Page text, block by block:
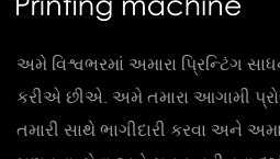
અમે વિશ્વભરમાં અમારા પ્રિન્ટિંગ
કરીએ છીએ. અમે તમારા આગામી
તમારી સાથે ભાગીદારી કરવા અને